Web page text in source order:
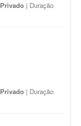
Privado | Duração
Privado | Duração